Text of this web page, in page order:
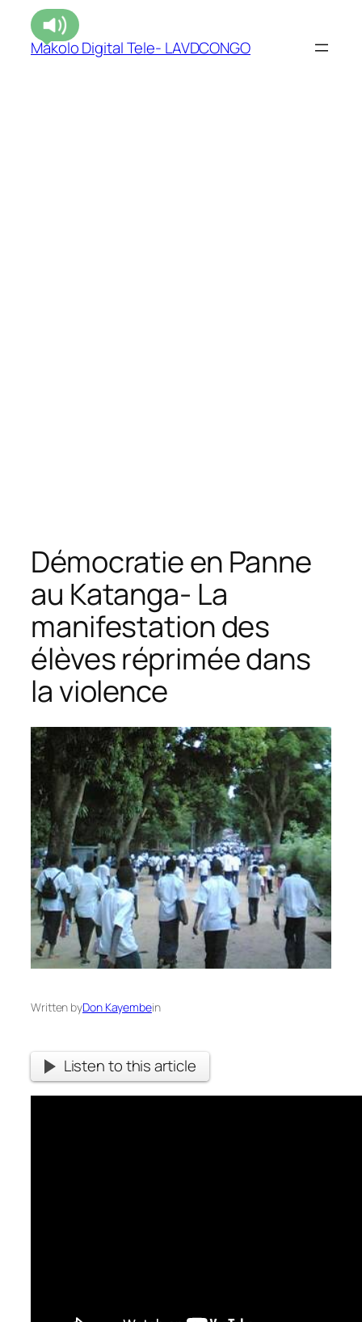
Makolo Digital Tele- LAVDCONGO
Démocratie en Panne
au Katanga- La
manifestation des
élèves réprimée dans
la violence
Written byDon Kayembein
Listen to this article